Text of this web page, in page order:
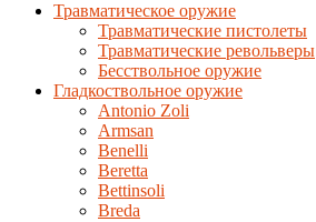
Травматическое оружие
Травматические пистолеты
Травматические револьверы
Бесствольное оружие
Гладкоствольное оружие
Antonio Zoli
Armsan
Benelli
Beretta
Bettinsoli
Breda